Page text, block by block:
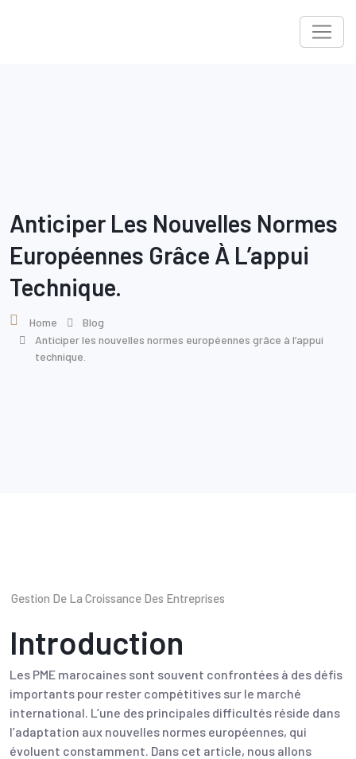
Anticiper Les Nouvelles Normes
Européennes Grâce À L’appui
Technique.
Home
Blog
Anticiper les nouvelles normes européennes grâce à l’appui
technique.
Gestion De La Croissance Des Entreprises
Introduction
Les PME marocaines sont souvent confrontées à des défis
importants pour rester compétitives sur le marché
international. L’une des principales difficultés réside dans
l’adaptation aux nouvelles normes européennes, qui
évoluent constamment. Dans cet article, nous allons